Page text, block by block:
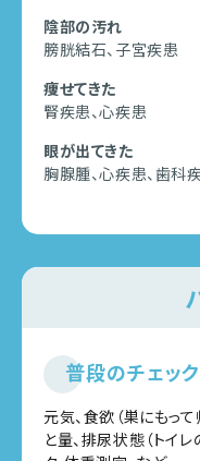
陰部の汚れ
膀胱結石、子宮疾患
痩せてきた
腎疾患、心疾患
眼が出てきた
胸腺腫、心疾患、歯科
普段のチェッ
元気、食欲（巣にもっ
と量、排尿状態（トイ